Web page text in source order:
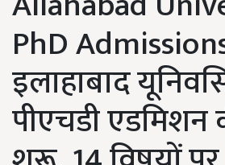
PhD
इलाहाबाद
पीएचडी एडमिशन